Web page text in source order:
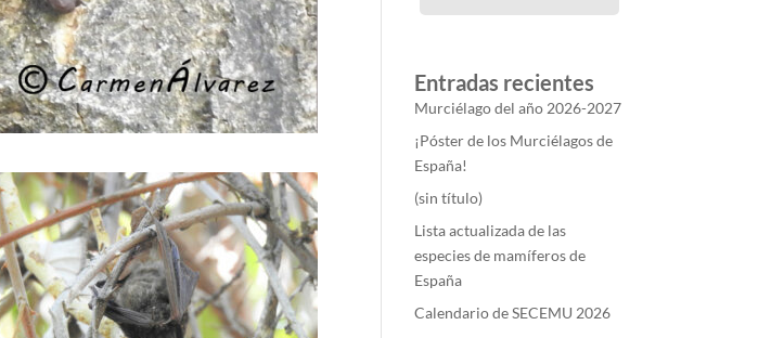
Entradas recientes
Murciélago del año 2026-2027
¡Póster de los Murciélagos de
España!
(sin título)
Lista actualizada de las
especies de mamíferos de
España
Calendario de SECEMU 2026